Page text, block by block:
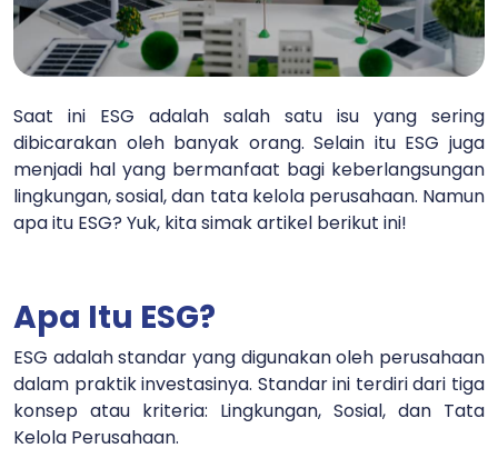
Saat ini ESG adalah salah satu isu yang sering
dibicarakan oleh banyak orang. Selain itu ESG juga
menjadi hal yang bermanfaat bagi keberlangsungan
lingkungan, sosial, dan tata kelola perusahaan. Namun
apa itu ESG? Yuk, kita simak artikel berikut ini!
Apa Itu ESG?
ESG adalah standar yang digunakan oleh perusahaan
dalam praktik investasinya. Standar ini terdiri dari tiga
konsep atau kriteria: Lingkungan, Sosial, dan Tata
Kelola Perusahaan.